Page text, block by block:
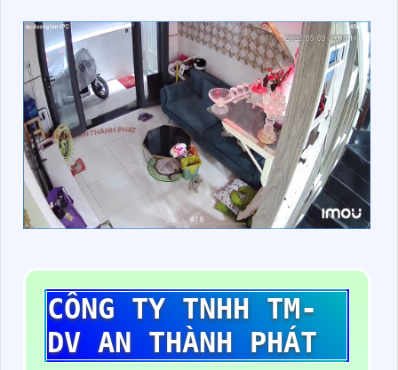
CÔNG TY TNHH TM-
DV AN THÀNH PHÁT